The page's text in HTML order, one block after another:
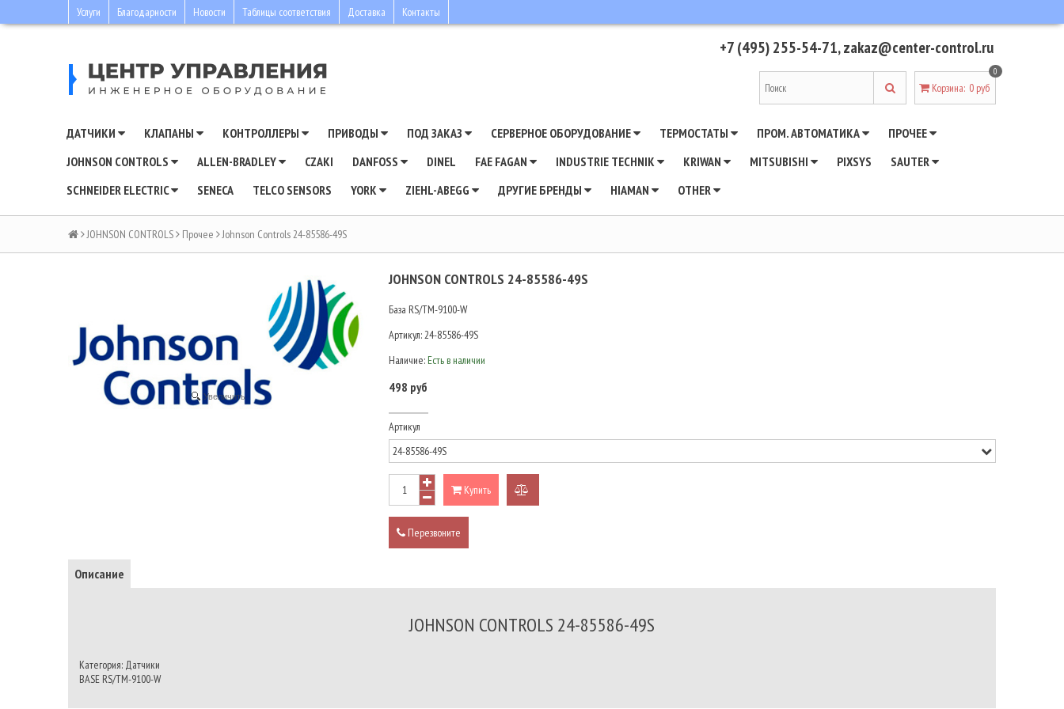
Услуги Благодарности Новости Таблицы соответствия Доставка Контакты
+7 (495) 255-54-71,zakaz@center-control.ru
Корзина:
0
0 руб
ДАТЧИКИ КЛАПАНЫ КОНТРОЛЛЕРЫ ПРИВОДЫ ПОД ЗАКАЗ СЕРВЕРНОЕ ОБОРУДОВАНИЕ ТЕРМОСТАТЫ ПРОМ. АВТОМАТИКА
ПРОЧЕЕ
JOHNSON CONTROLS
ALLEN-BRADLEY CZAKI DANFOSS DINEL FAE FAGAN INDUSTRIE TECHNIK KRIWAN MITSUBISHI PIXSYS
SAUTER
SCHNEIDER ELECTRIC
SENECA TELCO SENSORS YORK ZIEHL-ABEGG ДРУГИЕ БРЕНДЫ HIAMAN OTHER
JOHNSON CONTROLS Прочее Johnson Controls 24-85586-49S
Увеличить
JOHNSON CONTROLS 24-85586-49S
База RS/TM-9100-W
Артикул:24-85586-49S
Наличие: Есть в наличии
498 руб
Артикул
Купить
Перезвоните
Описание
JOHNSON CONTROLS 24-85586-49S
Категория: Датчики
BASE RS/TM-9100-W